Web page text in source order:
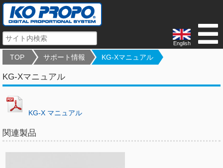
English
TOP サポート情報 KG-Xマニュアル
KG-Xマニュアル
KG-X マニュアル
関連製品